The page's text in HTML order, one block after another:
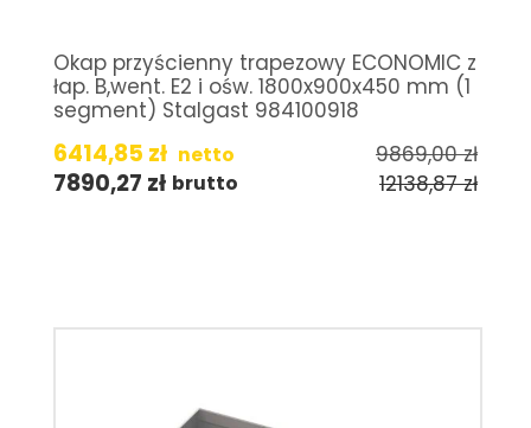
Okap przyścienny trapezowy ECONOMIC z
łap. B,went. E2 i ośw. 1800x900x450 mm (1
segment) Stalgast 984100918
6414,85 zł netto 9869,00zł
7890,27 zł brutto 12138,87zł